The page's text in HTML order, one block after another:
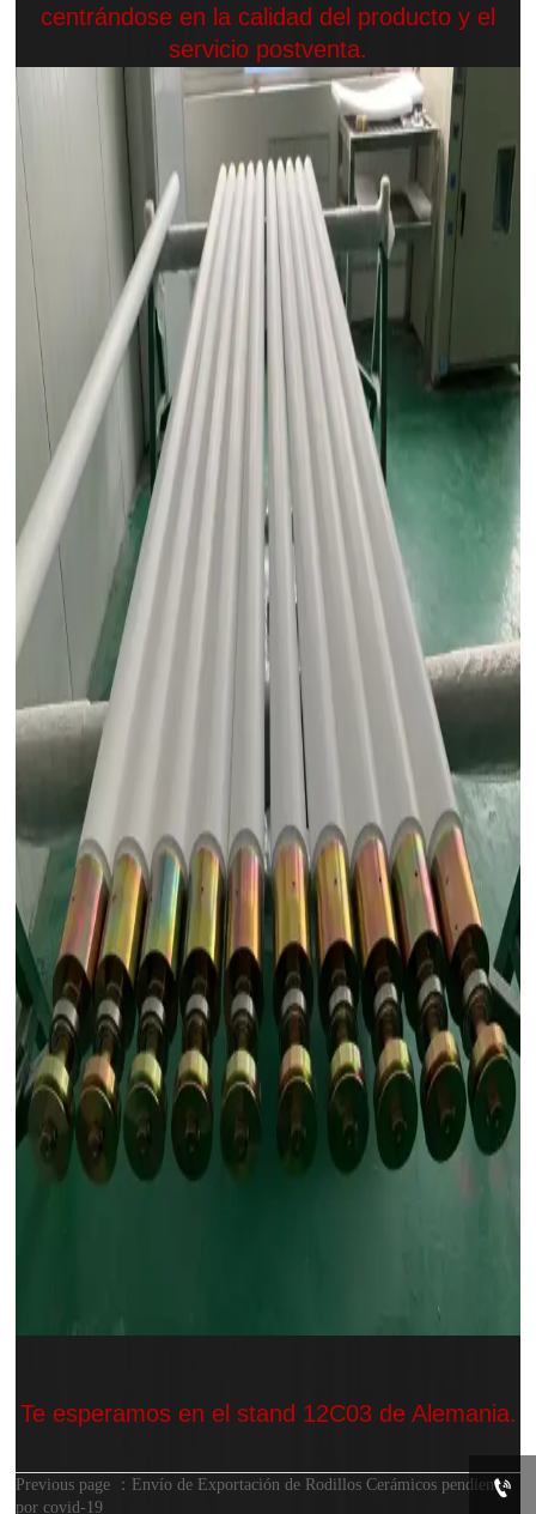
centrándose en la calidad del producto y el
servicio postventa.
Te esperamos en el stand 12C03 de Alemania.
Previous page ： Envío de Exportación de Rodillos Cerámicos pendiente
por covid-19
